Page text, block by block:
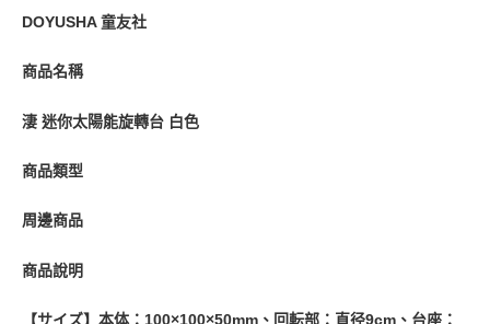
買賣價金債權讓與本公司後，依約使用本公司帳單繳交帳款。
資料（包含姓名、電話或地址）提供予台灣大哥大進項蒐集、處理及利用，
由本公司與您本人進行分期帳單所需資料之確認、核對及更正。
每筆NT$90，滿NT$3,000(含以上)免運費
每筆NT$120，滿NT$3,000(含以上)免運費
預購-宅配(離島)(舊)
免運費
DOYUSHA 童友社
商品名稱
淒 迷你太陽能旋轉台 白色
商品類型
周邊商品
商品說明
【サイズ】本体：100×100×50mm、回転部：直径9cm、台座：